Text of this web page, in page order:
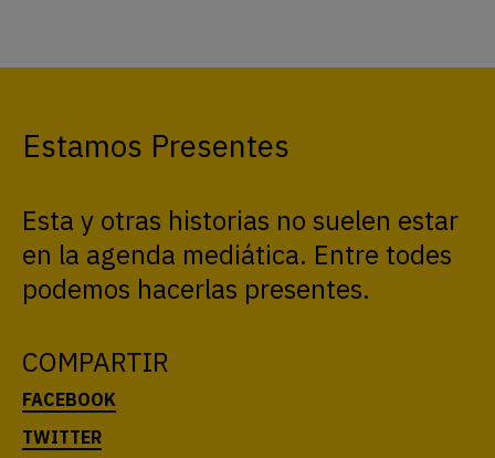
Estamos Presentes
Esta y otras historias no suelen estar
en la agenda mediática. Entre todes
podemos hacerlas presentes.
COMPARTIR